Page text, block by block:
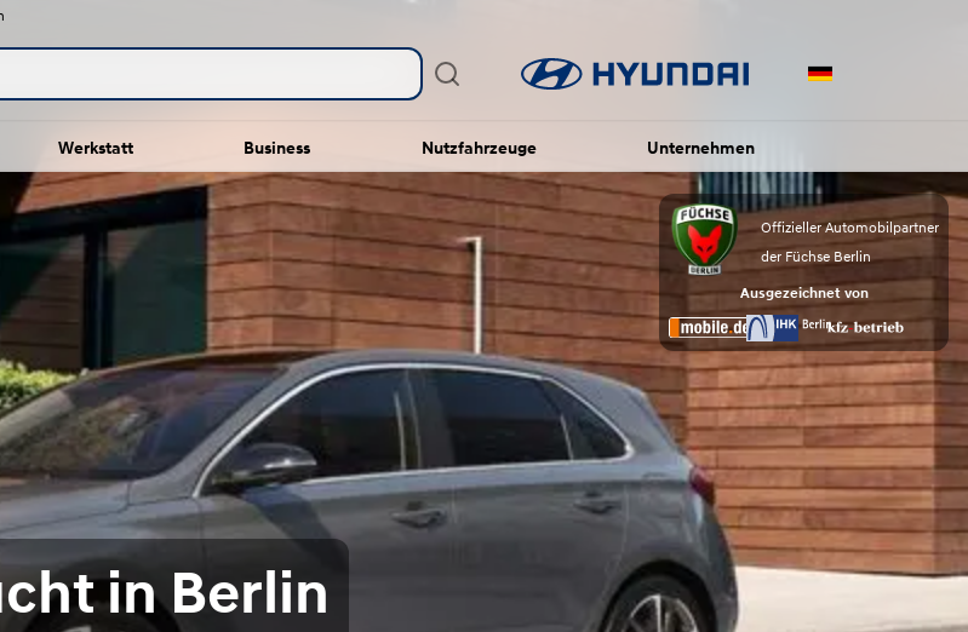
Werkstatt Business Nutzfahrzeuge Unternehmen
in Berlin
Offizieller Automobilpartner
der Füchse Berlin
Ausgezeichnet von